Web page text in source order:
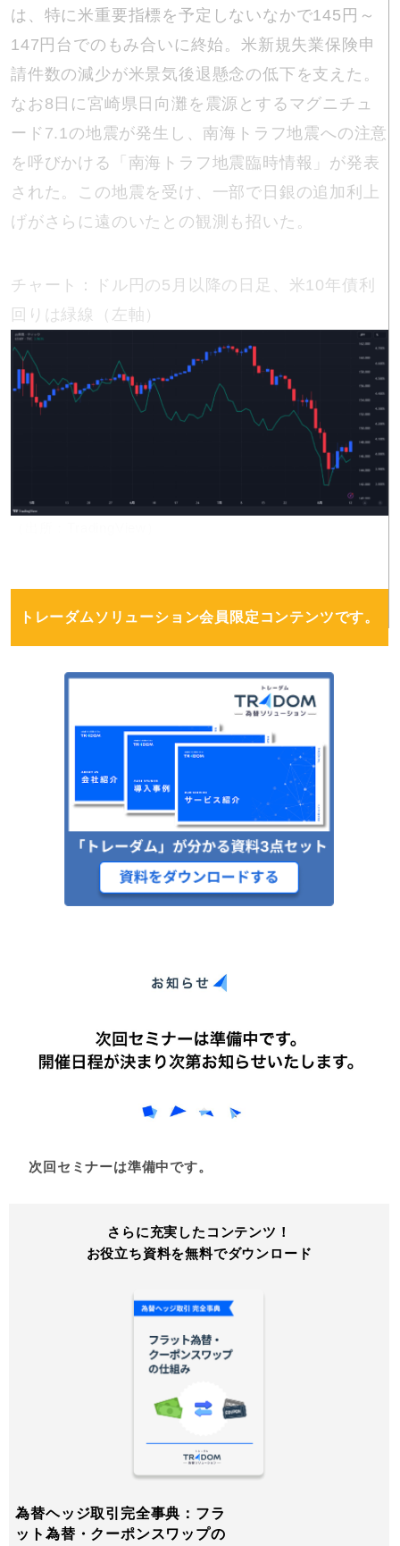
トレーダムソリューション会員限定コンテンツです。
は、特に米重要指標を予定しないなかで145円～
147円台でのもみ合いに終始。米新規失業保険申
請件数の減少が米景気後退懸念の低下を支えた。
なお8日に宮崎県日向灘を震源とするマグニチュ
ード7.1の地震が発生し、南海トラフ地震への注意
を呼びかける「南海トラフ地震臨時情報」が発表
された。この地震を受け、一部で日銀の追加利上
げがさらに遠のいたとの観測も招いた。
チャート：ドル円の5月以降の日足、米10年債利
回りは緑線（左軸）
次回セミナーは準備中です。
さらに充実したコンテンツ！
お役立ち資料を無料でダウンロード
為替ヘッジ取引完全事典：フラ
ット為替・クーポンスワップの